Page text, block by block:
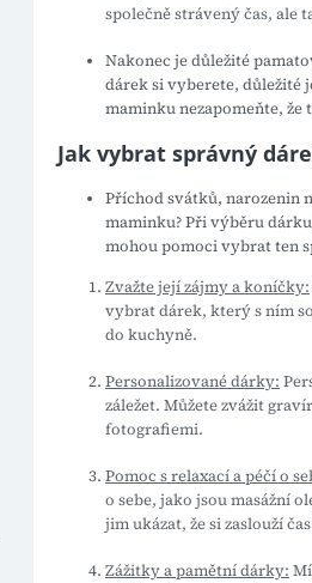
společně strávený čas,
Nakonec je důležité
dárek si vyberete, důležité
maminku nezapomeňte, že
Jak vybrat správný
Příchod svátků, narozenin
maminku? Při výběru
mohou pomoci vybrat ten
Zvažte její zájmy a koníčky:
vybrat dárek, který s ním
do kuchyně.
Personalizované dárky:
záležet. Můžete zvážit
fotografiemi.
Pomoc s relaxací a péčí o
o sebe, jako jsou masážní
jim ukázat, že si zaslouží
Zážitky a pamětní dárky: